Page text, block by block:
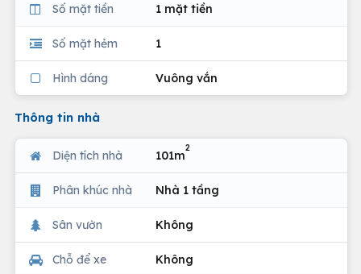
Số mặt tiền 1 mặt tiền
Số mặt hẻm 1
Hình dáng Vuông vắn
Thông tin nhà
Diện tích nhà 101m
2
Phân khúc nhà Nhà 1 tầng
Sân vườn Không
Chỗ để xe Không